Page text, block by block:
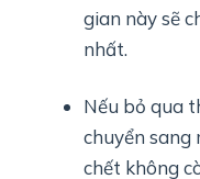
gian này sẽ
nhất.
Nếu bỏ qua
chuyển sang
chết không